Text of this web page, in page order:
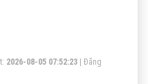
2026-08-05 07:52:23
Đăng